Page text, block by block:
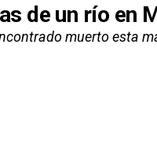
de un río en
muerto esta